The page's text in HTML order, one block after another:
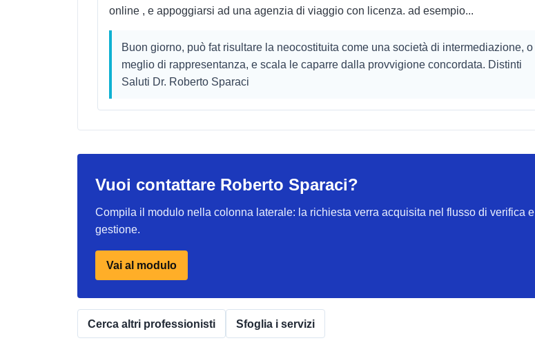
online , e appoggiarsi ad una agenzia di viaggio con licenza. ad esempio...
Buon giorno, può fat risultare la neocostituita come una società di intermediazione, o
meglio di rappresentanza, e scala le caparre dalla provvigione concordata. Distinti
Saluti Dr. Roberto Sparaci
Vuoi contattare Roberto Sparaci?
Compila il modulo nella colonna laterale: la richiesta verra acquisita nel flusso di verifica e
gestione.
Vai al modulo
Cerca altri professionisti Sfoglia i servizi